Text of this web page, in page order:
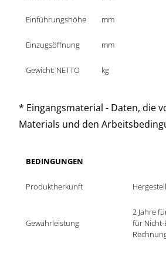
Einführungshöhe mm
Einzugsöffnung mm
Gewicht: NETTO kg
* Eingangsmaterial - Daten, die
Materials und den
BEDINGUNGEN
Produktherkunft
Gewährleistung
2 Jahre
für Nicht-